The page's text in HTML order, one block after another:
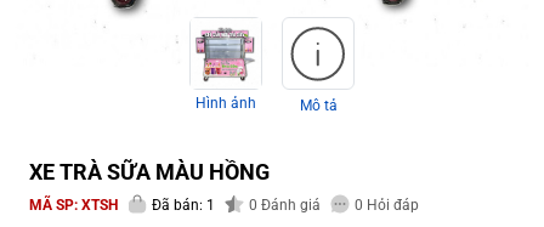
Hình ảnh Mô tả
XE TRÀ SỮA MÀU HỒNG
MÃ SP: XTSH Đã bán: 1 0 Đánh giá 0 Hỏi đáp